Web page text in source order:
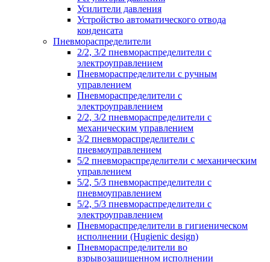
Усилители давления
Устройство автоматического отвода
конденсата
Пневмораспределители
2/2, 3/2 пневмораспределители с
электроуправлением
Пневмораспределители с ручным
управлением
Пневмораспределители с
электроуправлением
2/2, 3/2 пневмораспределители с
механическим управлением
3/2 пневмораспределители с
пневмоуправлением
5/2 пневмораспределители с механическим
управлением
5/2, 5/3 пневмораспределители с
пневмоуправлением
5/2, 5/3 пневмораспределители с
электроуправлением
Пневмораспределители в гигиеническом
исполнении (Hugienic design)
Пневмораспределители во
взрывозащищенном исполнении